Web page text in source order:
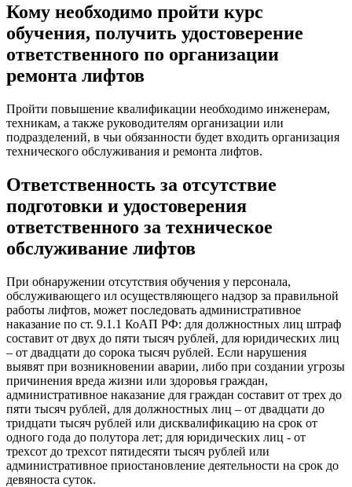
Кому необходимо пройти курс
обучения, получить удостоверение
ответственного по организации
ремонта лифтов
Пройти повышение квалификации необходимо инженерам,
техникам, а также руководителям организации или
подразделений, в чьи обязанности будет входить организация
технического обслуживания и ремонта лифтов.
Ответственность за отсутствие
подготовки и удостоверения
ответственного за техническое
обслуживание лифтов
При обнаружении отсутствия обучения у персонала,
обслуживающего ил осуществляющего надзор за правильной
работы лифтов, может последовать административное
наказание по ст. 9.1.1 КоАП РФ: для должностных лиц штраф
составит от двух до пяти тысяч рублей, для юридических лиц
– от двадцати до сорока тысяч рублей. Если нарушения
выявят при возникновении аварии, либо при создании угрозы
причинения вреда жизни или здоровья граждан,
административное наказание для граждан составит от трех до
пяти тысяч рублей, для должностных лиц – от двадцати до
тридцати тысяч рублей или дисквалификацию на срок от
одного года до полутора лет; для юридических лиц - от
трехсот до трехсот пятидесяти тысяч рублей или
административное приостановление деятельности на срок до
девяноста суток.